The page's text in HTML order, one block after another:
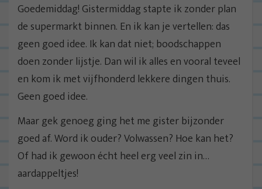
Goedemiddag! Gistermiddag stapte ik zonder plan
de supermarkt binnen. En ik kan je vertellen: das
geen goed idee. Ik kan dat niet; boodschappen
doen zonder lijstje. Dan wil ik alles en vooral teveel
en kom ik met vijfhonderd lekkere dingen thuis.
Geen goed idee.
Maar gek genoeg ging het me gister bijzonder
goed af. Word ik ouder? Volwassen? Hoe kan het?
Of had ik gewoon écht heel erg veel zin in…
aardappeltjes!